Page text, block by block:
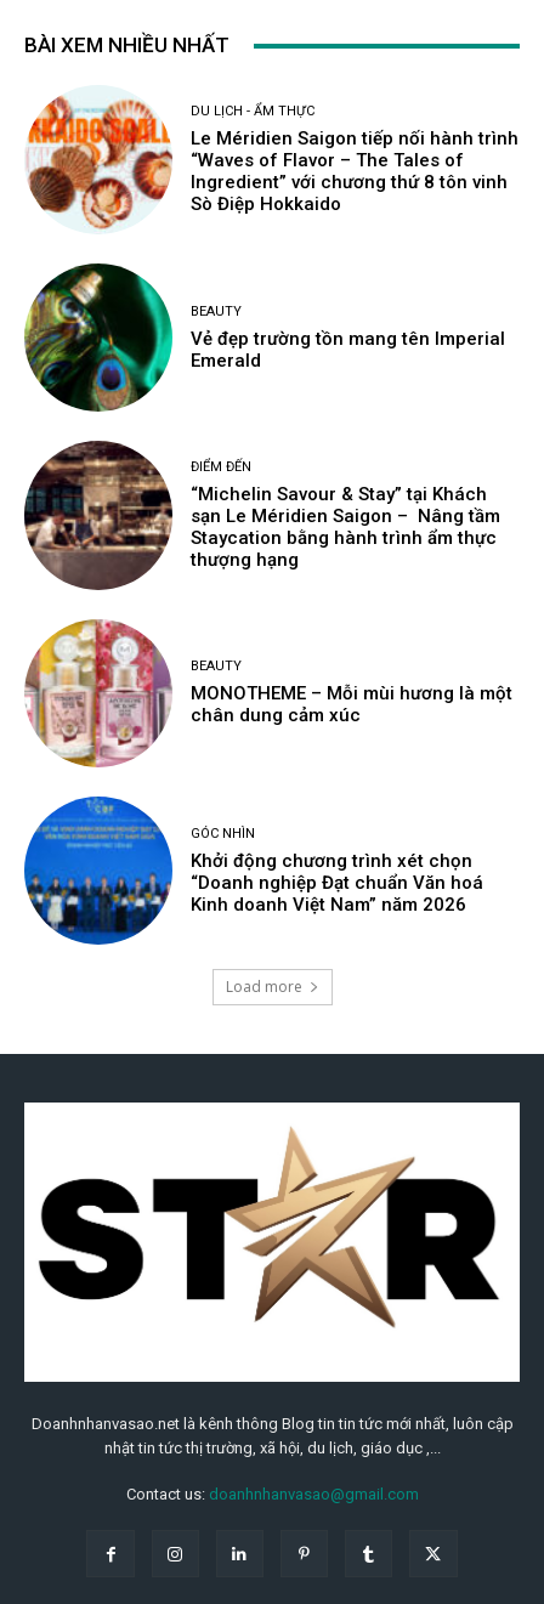
Doanhnhanvasao.net là kênh thông Blog tin tin tức mới nhất, luôn cập
nhật tin tức thị trường, xã hội, du lịch, giáo dục ,...
Contact us: doanhnhanvasao@gmail.com